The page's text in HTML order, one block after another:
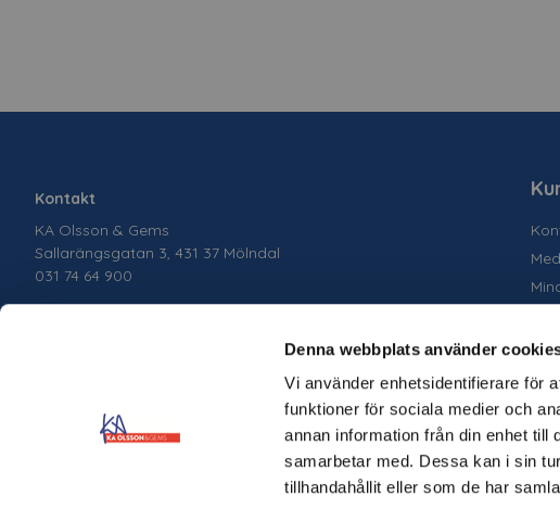
Denna webbplats använder
Vi använder enhetsidentifierare för
funktioner för sociala medier och
annan information från din enhet
samarbetar med. Dessa kan i sin
tillhandahållit eller som de har
Kontakt
KA Olsson & Gems
Sallarängsgatan 3, 431 37 Mölndal
031 74 64 900